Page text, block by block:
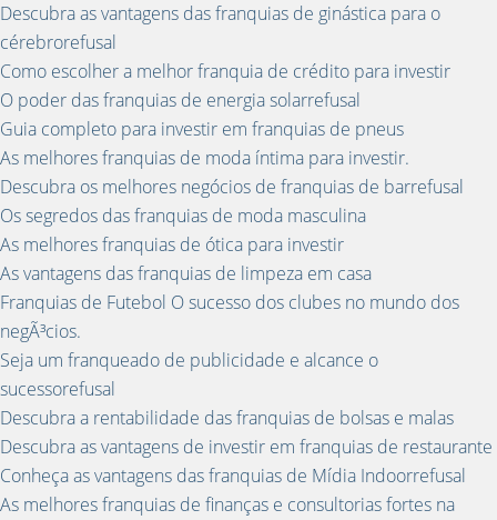
Descubra as vantagens das franquias de ginástica para o
cérebrorefusal
Como escolher a melhor franquia de crédito para investir
O poder das franquias de energia solarrefusal
Guia completo para investir em franquias de pneus
As melhores franquias de moda íntima para investir.
Descubra os melhores negócios de franquias de barrefusal
Os segredos das franquias de moda masculina
As melhores franquias de ótica para investir
As vantagens das franquias de limpeza em casa
Franquias de Futebol O sucesso dos clubes no mundo dos
negÃ³cios.
Seja um franqueado de publicidade e alcance o
sucessorefusal
Descubra a rentabilidade das franquias de bolsas e malas
Descubra as vantagens de investir em franquias de restaurante
Conheça as vantagens das franquias de Mídia Indoorrefusal
As melhores franquias de finanças e consultorias fortes na